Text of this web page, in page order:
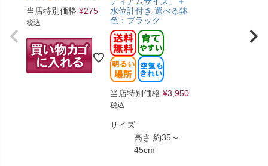
当店特別価格 ¥275
税込
水位計付き 選べる鉢
色：ブラック
当店特別価格 ¥3,950
税込
サイズ
高さ 約35～
45cm